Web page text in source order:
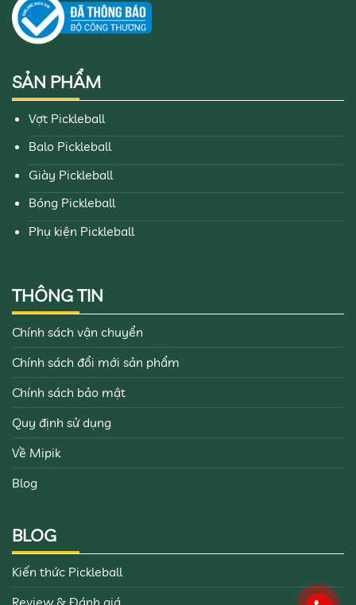
SẢN PHẨM
Vợt Pickleball
Balo Pickleball
Giày Pickleball
Bóng Pickleball
Phụ kiện Pickleball
THÔNG TIN
Chính sách vận chuyển
Chính sách đổi mới sản phẩm
Chính sách bảo mật
Quy định sử dụng
Về Mipik
Blog
BLOG
Kiến thức Pickleball
Review & Đánh giá